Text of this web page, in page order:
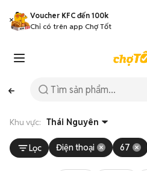
Voucher KFC đến 100k
Chỉ có trên app Chợ Tốt
Khu vực: Thái Nguyên
Lọc Điện thoại 67